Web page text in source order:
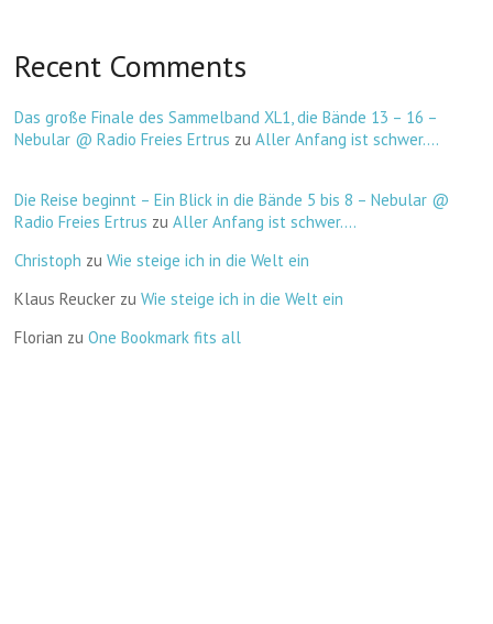
Recent Comments
Das große Finale des Sammelband XL1, die Bände 13 – 16 –
Nebular @ Radio Freies Ertrus zuAller Anfang ist schwer….
Die Reise beginnt – Ein Blick in die Bände 5 bis 8 – Nebular @
Radio Freies Ertrus zuAller Anfang ist schwer….
Christoph zuWie steige ich in die Welt ein
Klaus Reucker zuWie steige ich in die Welt ein
Florian zuOne Bookmark fits all